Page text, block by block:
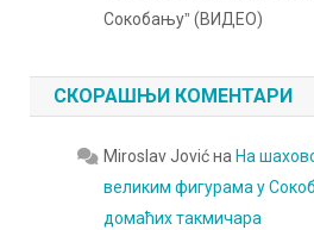
Сокобањуˮ (ВИДЕО)
СКОРАШЊИ КОМЕНТАРИ
Miroslav Jovićна На
великим фигурама у
домаћих такмичара